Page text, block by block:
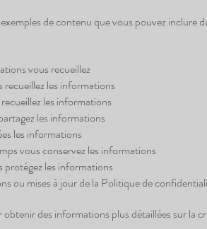
de contenu que vous pouvez inclure
vous recueillez
les informations
les informations
les informations
les informations
vous conservez les informations
protégez les informations
ou mises à jour de la Politique de
obtenir des informations plus détaillées sur la